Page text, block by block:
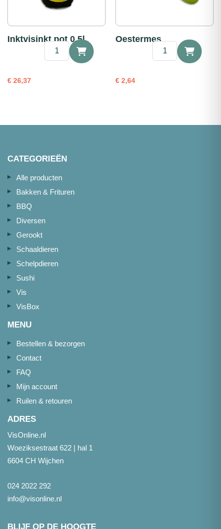
Inktvisinkt pot 0,5l
€ 26,37
Inktvisinkt
Oestermes
€ 2,64
Oestermes
aantal
CATEGORIEËN
Alle producten
Bakken & Frituren
BBQ
Diversen
Gerookt
Schaaldieren
Schelpdieren
Sushi
Vis
VisBox
MENU
Bestellen & bezorgen
Contact
FAQ
Mijn account
Ruilen & retouren
ADRES
VisOnline.nl
Woeziksestraat 622 | hal 1
6604 CH Wijchen
024 2022 292
info@visonline.nl
BLIJF OP DE HOOGTE